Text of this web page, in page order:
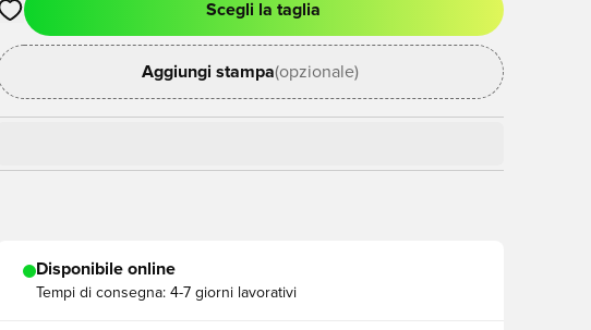
Apre una finestra modale per accedere o registrarsi come membro
Scegli la taglia
Aggiungi stampa(opzionale)
Disponibile online
Tempi di consegna: 4-7 giorni lavorativi